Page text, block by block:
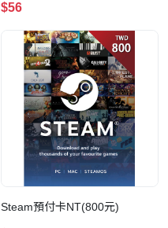
$56
Steam預付卡NT(800元)